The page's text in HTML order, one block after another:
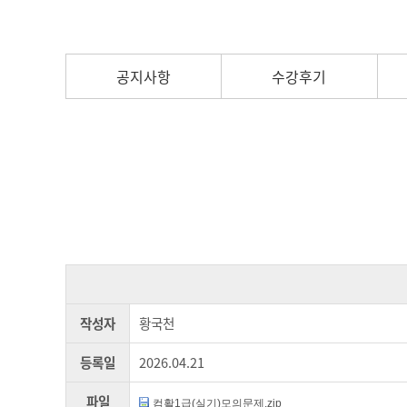
공지사항 수강후기
작성자
황국천
등록일
2026.04.21
파일
컴활1급(실기)모의문제.zip